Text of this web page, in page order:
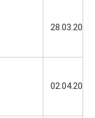
28.03.2022
02.04.2022